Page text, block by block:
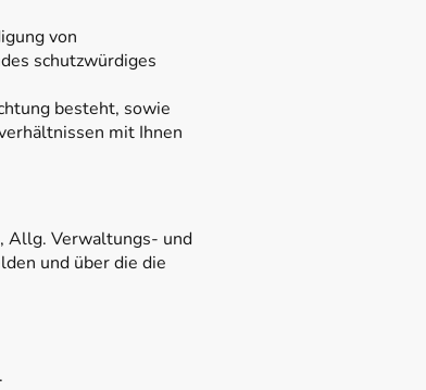
von
schutzwürdiges
besteht, sowie
mit Ihnen
Allg. Verwaltungs- und
und über die die